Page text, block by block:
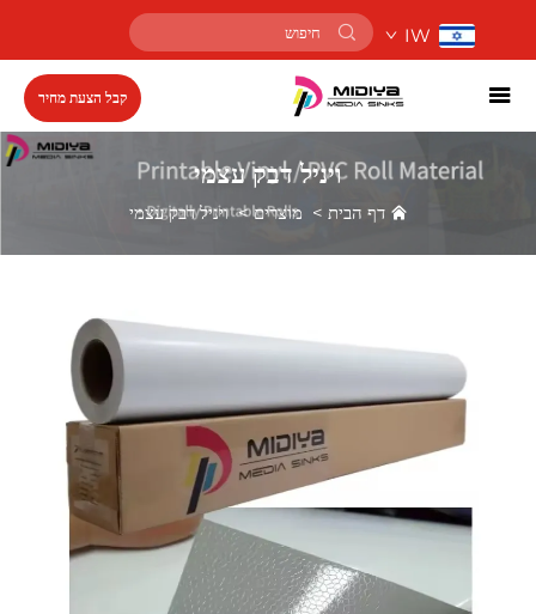
IW
קבל הצעת מחיר
ויניל דבק עצמי
דף הבית > מוצרים>ויניל דבק עצמי